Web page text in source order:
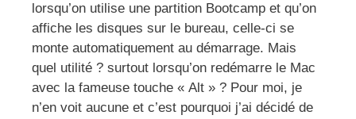
lorsqu’on utilise une partition Bootcamp et qu’on
affiche les disques sur le bureau, celle-ci se
monte automatiquement au démarrage. Mais
quel utilité ? surtout lorsqu’on redémarre le Mac
avec la fameuse touche « Alt » ? Pour moi, je
n’en voit aucune et c’est pourquoi j’ai décidé de